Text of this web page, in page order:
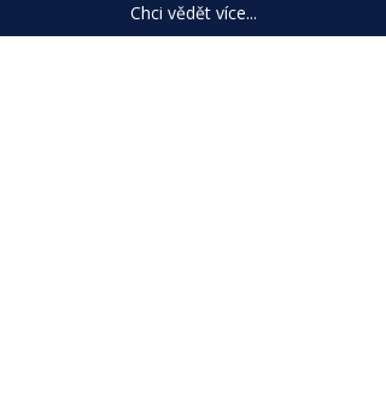
Jsou věci, které
Chci vědět více...